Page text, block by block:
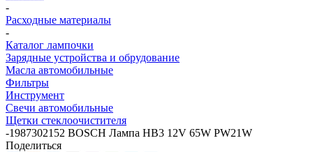
-
Расходные материалы
-
Каталог лампочки
Зарядные устройства и обрудование
Масла автомобильные
Фильтры
Инструмент
Свечи автомобильные
Щетки стеклоочистителя
-1987302152 BOSCH Лампа HB3 12V 65W PW21W
Поделиться